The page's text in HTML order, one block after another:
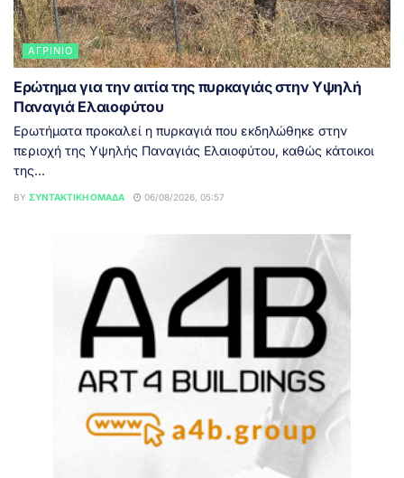
ΑΓΡΊΝΙΟ
Ερώτημα για την αιτία της πυρκαγιάς στην Υψηλή
Παναγιά Ελαιοφύτου
Ερωτήματα προκαλεί η πυρκαγιά που εκδηλώθηκε στην
περιοχή της Υψηλής Παναγιάς Ελαιοφύτου, καθώς κάτοικοι
της...
BY ΣΥΝΤΑΚΤΙΚΉ ΟΜΆΔΑ 06/08/2026, 05:57